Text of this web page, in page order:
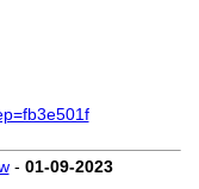
- 01-09-2023